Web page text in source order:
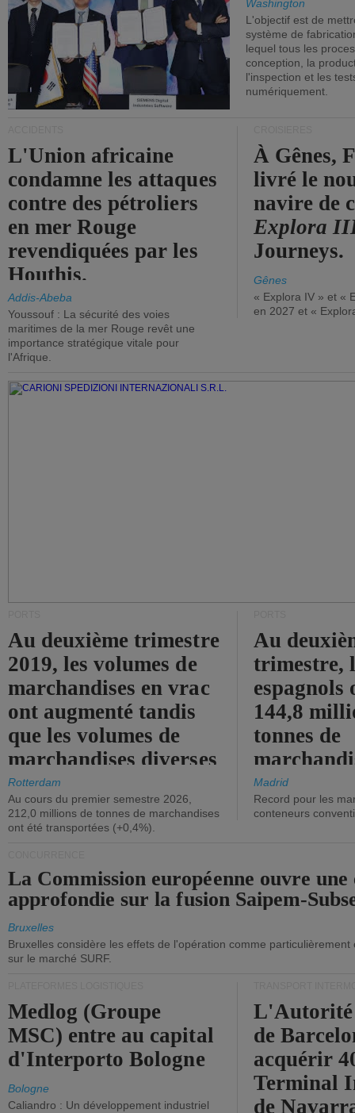
Washington
L'objectif est de
système de
lequel tous les
conception, la
l'inspection et les
numériquement.
L'Union africaine
condamne les attaques
contre des pétroliers
en mer Rouge
revendiquées par les
Houthis.
Addis-Abeba
Youssouf : La sécurité des voies
maritimes de la mer Rouge revêt une
importance stratégique vitale pour
l'Afrique.
À Gênes,
livré le
navire de
Explora
Journeys.
Gênes
« Explora IV » et «
en 2027 et «
Au deuxième trimestre
2019, les volumes de
marchandises en vrac
ont augmenté tandis
que les volumes de
marchandises diverses
ont diminué.
Rotterdam
Au cours du premier semestre 2026,
212,0 millions de tonnes de marchandises
ont été transportées (+0,4%).
Au
trimestre,
144,8
tonnes de
(+2,9%).
Madrid
Record pour les
conteneurs
La Commission européenne ouvre une
approfondie sur la fusion Saipem-
Bruxelles
Bruxelles considère les effets de l'opération comme
sur le marché SURF.
Medlog (Groupe
MSC) entre au capital
d'Interporto Bologne
Bologne
Caliandro : Un développement industriel
de
acquérir
Terminal
de